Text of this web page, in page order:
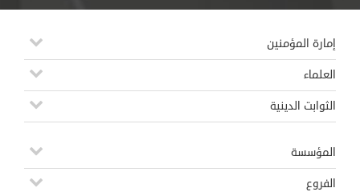
إمارة المؤمنين
العلماء
الثوابت الدينية
المؤسسة
الفروع